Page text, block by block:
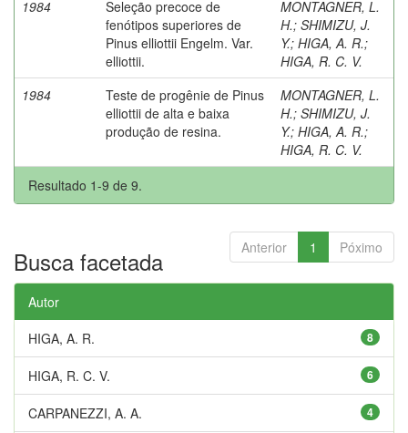
1984
Seleção precoce de
fenótipos superiores de
Pinus elliottii Engelm. Var.
elliottii.
MONTAGNER, L.
H.; SHIMIZU, J.
Y.; HIGA, A. R.;
HIGA, R. C. V.
1984
Teste de progênie de Pinus
elliottii de alta e baixa
produção de resina.
MONTAGNER, L.
H.; SHIMIZU, J.
Y.; HIGA, A. R.;
HIGA, R. C. V.
Resultado 1-9 de 9.
Anterior 1 Póximo
Busca facetada
Autor
8
HIGA, A. R.
6
HIGA, R. C. V.
4
CARPANEZZI, A. A.